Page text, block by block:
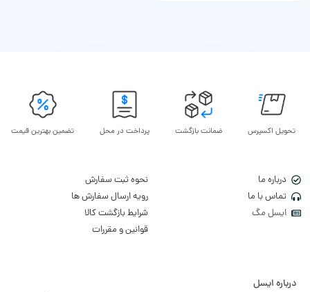
تحویل اکسپرس ضمانت بازگشت پرداخت در محل تضمین بهترین قیمت
درباره ما
تماس با ما
ایسل مگ
نحوه ثبت سفارش
رویه ارسال سفارش ها
شرایط بازگشت کالا
قوانین و مقررات
درباره ایسل